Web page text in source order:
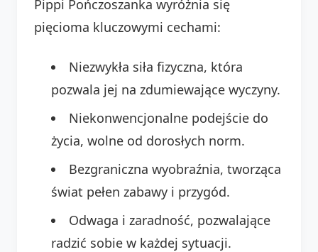
Pippi Pończoszanka wyróżnia się
pięcioma kluczowymi cechami:
Niezwykła siła fizyczna, która
pozwala jej na zdumiewające wyczyny.
Niekonwencjonalne podejście do
życia, wolne od dorosłych norm.
Bezgraniczna wyobraźnia, tworząca
świat pełen zabawy i przygód.
Odwaga i zaradność, pozwalające
radzić sobie w każdej sytuacji.